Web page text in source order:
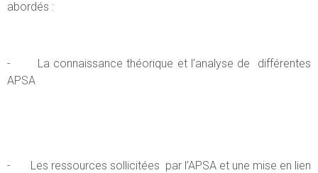
abordés :
- La connaissance théorique et l’analyse de différentes
APSA
- Les ressources sollicitées par l’APSA et une mise en lien